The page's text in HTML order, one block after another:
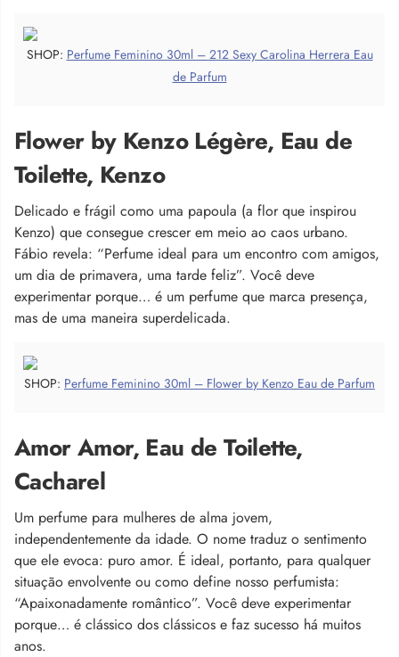
SHOP: Perfume Feminino 30ml – 212 Sexy Carolina Herrera Eau
de Parfum
Flower by Kenzo Légère, Eau de
Toilette, Kenzo
Delicado e frágil como uma papoula (a flor que inspirou
Kenzo) que consegue crescer em meio ao caos urbano.
Fábio revela: “Perfume ideal para um encontro com amigos,
um dia de primavera, uma tarde feliz”. Você deve
experimentar porque… é um perfume que marca presença,
mas de uma maneira superdelicada.
SHOP: Perfume Feminino 30ml – Flower by Kenzo Eau de Parfum
Amor Amor, Eau de Toilette,
Cacharel
Um perfume para mulheres de alma jovem,
independentemente da idade. O nome traduz o sentimento
que ele evoca: puro amor. É ideal, portanto, para qualquer
situação envolvente ou como define nosso perfumista:
“Apaixonadamente romântico”. Você deve experimentar
porque… é clássico dos clássicos e faz sucesso há muitos
anos.